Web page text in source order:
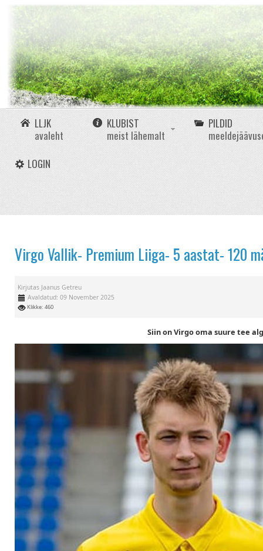
LLJK
avaleht
KLUBIST
meist lähemalt
PILDID
LOGIN
Virgo Vallik- Premium Liiga- 5 aastat- 120
Kirjutas Jaanus Getreu
Avaldatud: 09 November 2025
Klikke: 460
Siin on Virgo oma suure tee